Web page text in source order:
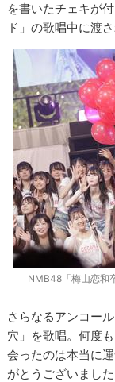
を書いたチェキが
ド」の歌唱中に渡さ
NMB48「梅山恋和
さらなるアンコー
穴」を歌唱。何度
会ったのは本当に
がとうございまし